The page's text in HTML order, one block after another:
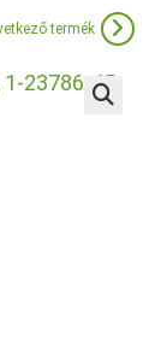
termék